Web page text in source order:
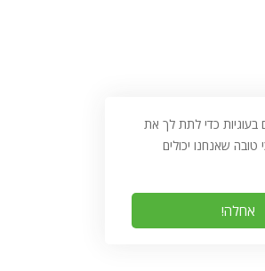
כדי לתת לך את
טובה שאנחנו יכולים
אחלה!